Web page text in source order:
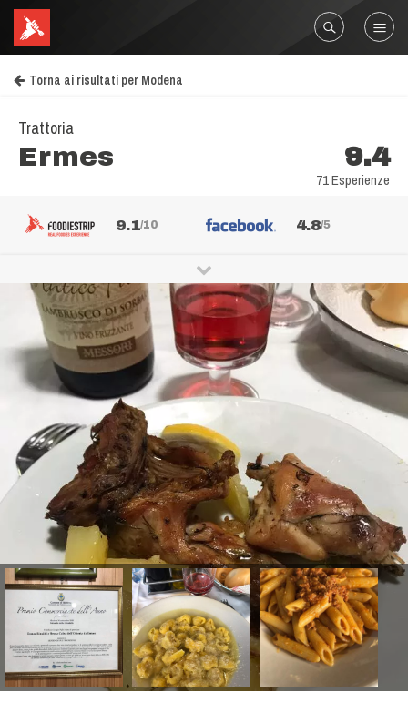
Torna ai risultati per Modena
Trattoria
Ermes 9.4
71 Esperienze
9.1/10 4.8/5